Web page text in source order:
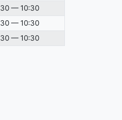
— 10:30
— 10:30
— 10:30